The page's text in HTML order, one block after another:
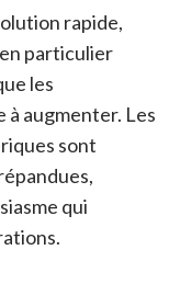
rapide,
particulier
les
augmenter. Les
sont
qui